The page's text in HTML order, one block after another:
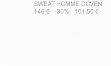
SWEAT HOMME DOVEN
145 €
-30% 101,50 €